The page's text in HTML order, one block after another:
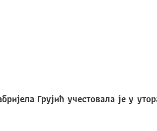
Грујић учестовала је у